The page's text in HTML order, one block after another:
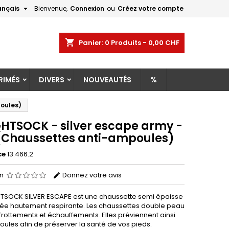
Bienvenue, Connexion ou Créez votre compte

shopping_cart Panier: 0 Produits - 0,00 CHF
DIVERS NOUVEAUTÉS %
- silver escape army -
anti-ampoules)
13.466.2
Donnez votre avis
SILVER ESCAPE est une chaussette semi épaisse
hautement respirante. Les chaussettes double peau
et échauffements. Elles préviennent ainsi
afin de préserver la santé de vos pieds.